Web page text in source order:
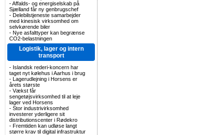
-Affalds- og energiselskab på
Sjælland får ny genbrugschef
- Delebilstjeneste samarbejder
med kinesisk virksomhed om
selvkørende biler
- Nye asfalttyper kan begrænse
CO2-belastningen
Logistik, lager og intern
transport
- Islandsk rederi-koncern har
taget nyt kølehus i Aarhus i brug
- Lagerudlejning i Horsens er
årets største
- Vækst får
sengetøjsvirksomhed til at leje
lager ved Horsens
- Stor industrivirksomhed
investerer yderligere sit
distributionscenter i Rødekro
- Fremtiden kan udløse langt
større krav til digital infrastruktur